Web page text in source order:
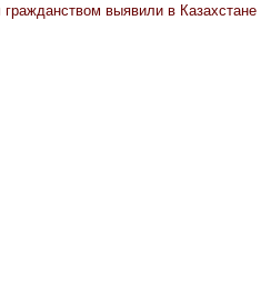
выявили в Казахстане